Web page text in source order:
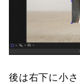
後は右下に小